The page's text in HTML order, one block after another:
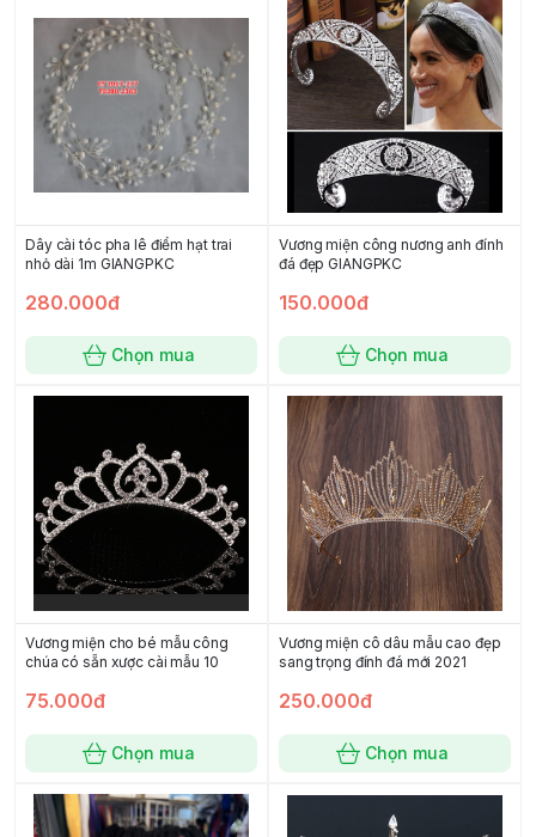
Dây cài tóc pha lê điểm hạt trai
nhỏ dài 1m GIANGPKC
280.000đ
Chọn mua
Vương miện công nương anh đính
đá đẹp GIANGPKC
150.000đ
Chọn mua
Vương miện cho bé mẫu công
chúa có sẵn xược cài mẫu 10
75.000đ
Chọn mua
Vương miện cô dâu mẫu cao đẹp
sang trọng đính đá mới 2021
250.000đ
Chọn mua